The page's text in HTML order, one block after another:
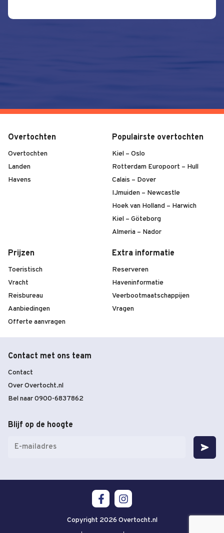
Overtochten
Overtochten
Landen
Havens
Populairste overtochten
Kiel – Oslo
Rotterdam Europoort – Hull
Calais – Dover
IJmuiden – Newcastle
Hoek van Holland – Harwich
Kiel – Göteborg
Almeria – Nador
Prijzen
Toeristisch
Vracht
Reisbureau
Aanbiedingen
Offerte aanvragen
Extra informatie
Reserveren
Haveninformatie
Veerbootmaatschappijen
Vragen
Contact met ons team
Contact
Over Overtocht.nl
Bel naar 0900-6837862
Blijf op de hoogte
mailadres
Copyright 2026 Overtocht.nl